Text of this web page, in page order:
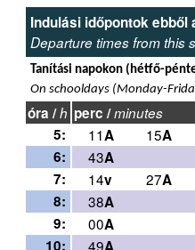
Indulási időpontok ebből
Departure times from this
Tanítási napokon (hétfő-
On schooldays (Monday-
óra /h perc /minutes
5: 11A 15A
6:
43A
7:
14v 27A
8:
38A
9:
00A
10:
49